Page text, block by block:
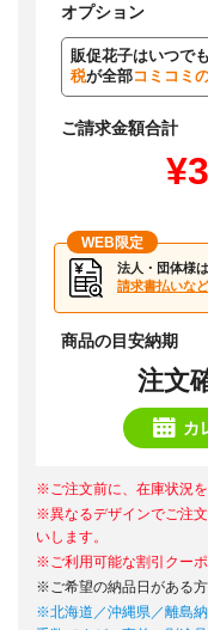
オプション
販促花子はいつでも
税が全部コミコミ
ご請求金額合計
WEB限定
法人・団体様
請求書払いな
商品の目安納期
注文
カ
※ご注文前に、在庫状況を
※異なるデザインでご注
いします。
※ご利用可能な割引クーポ
※ご希望の納品日がある方
※北海道／沖縄県／離島